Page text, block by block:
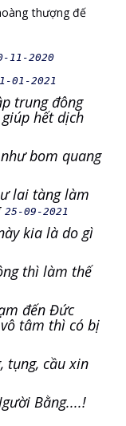
thượng đế
11-2020
01-2021
trung đông
hết dịch
bom quang
lai tàng làm
25-09-2021
kia là do gì
thì làm thế
đến Đức
tâm thì có bị
tụng, cầu xin
Bằng....!